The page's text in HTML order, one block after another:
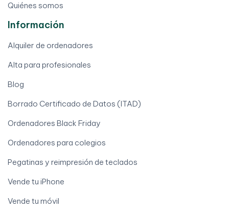
Quiénes somos
Información
Alquiler de ordenadores
Alta para profesionales
Blog
Borrado Certificado de Datos (ITAD)
Ordenadores Black Friday
Ordenadores para colegios
Pegatinas y reimpresión de teclados
Vende tu iPhone
Vende tu móvil